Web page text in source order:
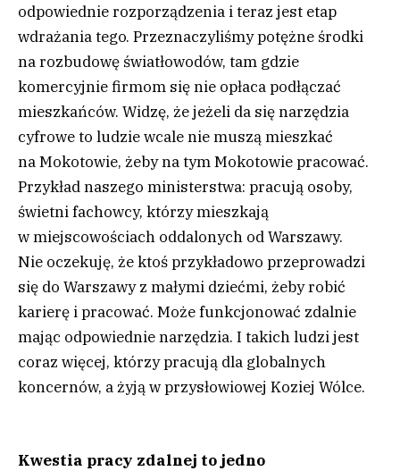
odpowiednie rozporządzenia i teraz jest etap
wdrażania tego. Przeznaczyliśmy potężne środki
na rozbudowę światłowodów, tam gdzie
komercyjnie firmom się nie opłaca podłączać
mieszkańców. Widzę, że jeżeli da się narzędzia
cyfrowe to ludzie wcale nie muszą mieszkać
na Mokotowie, żeby na tym Mokotowie pracować.
Przykład naszego ministerstwa: pracują osoby,
świetni fachowcy, którzy mieszkają
w miejscowościach oddalonych od Warszawy.
Nie oczekuję, że ktoś przykładowo przeprowadzi
się do Warszawy z małymi dziećmi, żeby robić
karierę i pracować. Może funkcjonować zdalnie
mając odpowiednie narzędzia. I takich ludzi jest
coraz więcej, którzy pracują dla globalnych
koncernów, a żyją w przysłowiowej Koziej Wólce.
Kwestia pracy zdalnej to jedno